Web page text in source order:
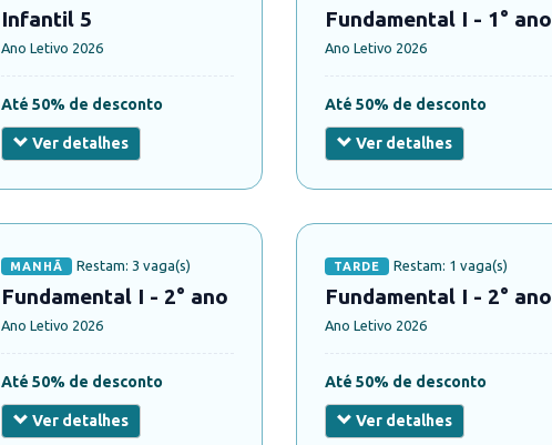
Infantil 5
Ano Letivo 2026
Até 50% de desconto
Ver detalhes
Fundamental I - 1° ano
Ano Letivo 2026
Até 50% de desconto
Ver detalhes
MANHÃ Restam: 3 vaga(s)
Fundamental I - 2° ano
Ano Letivo 2026
Até 50% de desconto
Ver detalhes
TARDE Restam: 1 vaga(s)
Fundamental I - 2° ano
Ano Letivo 2026
Até 50% de desconto
Ver detalhes